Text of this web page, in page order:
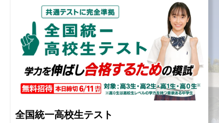
全国統一高校生テスト